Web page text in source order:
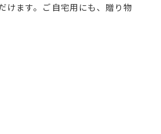
けます。ご自宅用にも、贈り物